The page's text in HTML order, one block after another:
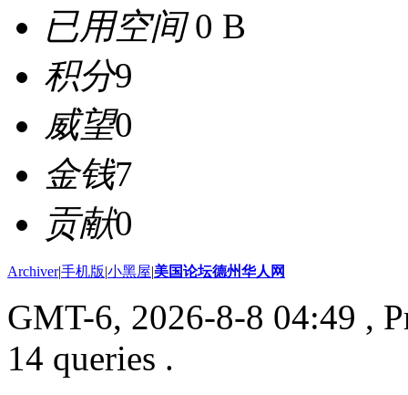
已用空间0 B
积分9
威望0
金钱7
贡献0
Archiver|手机版|小黑屋|美国论坛德州华人网
GMT-6, 2026-8-8 04:49 ,
14 queries .